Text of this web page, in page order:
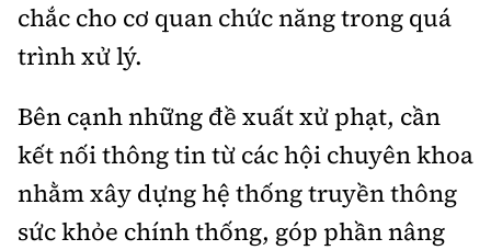
chắc cho cơ quan chức năng trong quá
trình xử lý.
Bên cạnh những đề xuất xử phạt, cần
kết nối thông tin từ các hội chuyên khoa
nhằm xây dựng hệ thống truyền thông
sức khỏe chính thống, góp phần nâng